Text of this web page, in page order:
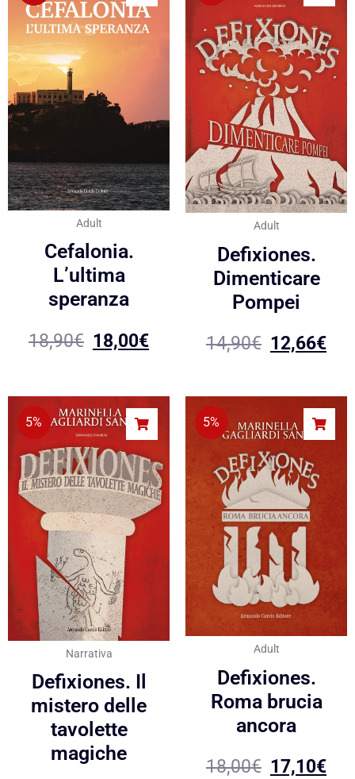
Adult
Cefalonia.
L’ultima
speranza
18,90€ 18,00€
Adult
Defixiones.
Dimenticare
Pompei
14,90€ 12,66€
5%
Narrativa
Defixiones. Il
mistero delle
tavolette
magiche
5%
Adult
Defixiones.
Roma brucia
ancora
18,00€ 17,10€